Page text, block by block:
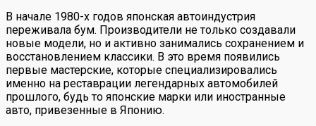
В начале 1980-х годов японская автоиндустрия
переживала бум. Производители не только создавали
новые модели, но и активно занимались сохранением и
восстановлением классики. В это время появились
первые мастерские, которые специализировались
именно на реставрации легендарных автомобилей
прошлого, будь то японские марки или иностранные
авто, привезенные в Японию.